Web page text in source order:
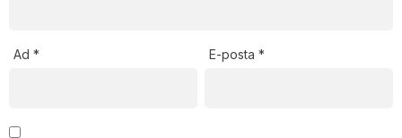
Ad * E-posta*